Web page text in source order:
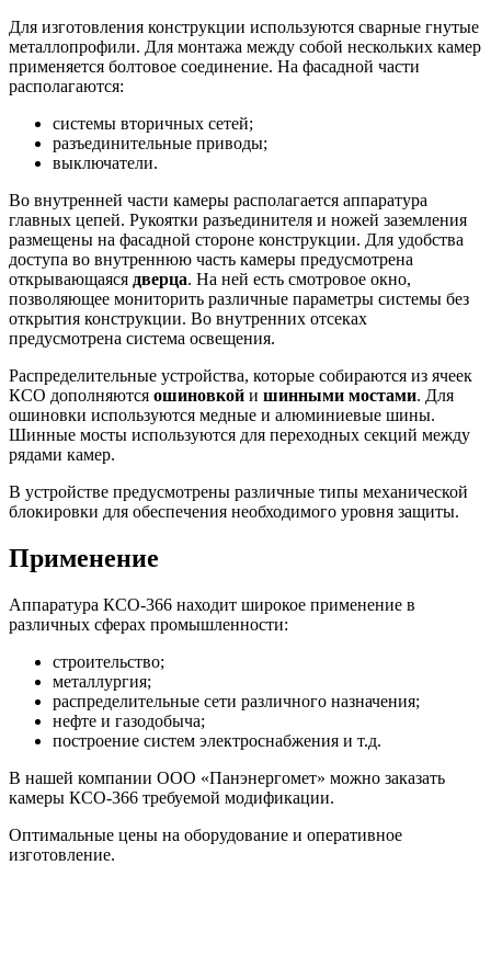
Для изготовления конструкции используются сварные гнутые
металлопрофили. Для монтажа между собой нескольких камер
применяется болтовое соединение. На фасадной части
располагаются:
системы вторичных сетей;
разъединительные приводы;
выключатели.
Во внутренней части камеры располагается аппаратура
главных цепей. Рукоятки разъединителя и ножей заземления
размещены на фасадной стороне конструкции. Для удобства
доступа во внутреннюю часть камеры предусмотрена
открывающаяся дверца. На ней есть смотровое окно,
позволяющее мониторить различные параметры системы без
открытия конструкции. Во внутренних отсеках
предусмотрена система освещения.
Распределительные устройства, которые собираются из ячеек
КСО дополняются ошиновкой и шинными мостами. Для
ошиновки используются медные и алюминиевые шины.
Шинные мосты используются для переходных секций между
рядами камер.
В устройстве предусмотрены различные типы механической
блокировки для обеспечения необходимого уровня защиты.
Применение
Аппаратура КСО-366 находит широкое применение в
различных сферах промышленности:
строительство;
металлургия;
распределительные сети различного назначения;
нефте и газодобыча;
построение систем электроснабжения и т.д.
В нашей компании ООО «Панэнергомет» можно заказать
камеры КСО-366 требуемой модификации.
Оптимальные цены на оборудование и оперативное
изготовление.